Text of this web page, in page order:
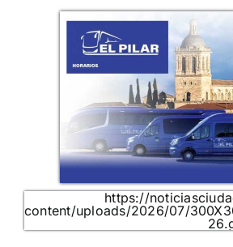
https://
content/uploads/2026/07/